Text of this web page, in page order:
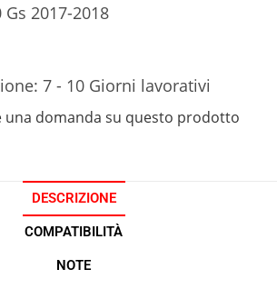
2017-2018
7 - 10 Giorni lavorativi
una domanda su questo prodotto
DESCRIZIONE
COMPATIBILITÀ
NOTE